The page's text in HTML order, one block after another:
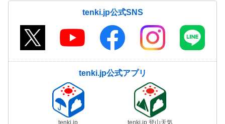
tenki.jp公式SNS
tenki.jp公式アプリ
tenki.jp tenki.jp 登山天気